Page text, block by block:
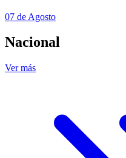
07 de Agosto
Nacional
Ver más